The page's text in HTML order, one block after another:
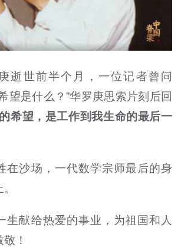
逝世前半个月，一位记者曾问
望是什么？”华罗庚思索片刻后回
希望，是工作到我生命的最后一
在沙场，一代数学宗师最后的身
生献给热爱的事业，为祖国和人
！